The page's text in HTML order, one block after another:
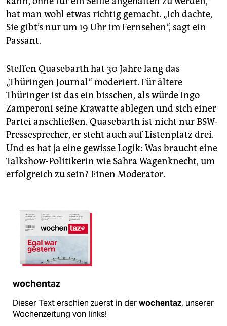
hat man wohl etwas richtig gemacht. „Ich dachte,
Sie gibt’s nur um 19 Uhr im Fernsehen“, sagt ein
Passant.
Steffen Quasebarth hat 30 Jahre lang das
„Thüringen Journal“ moderiert. Für ältere
Thüringer ist das ein bisschen, als würde Ingo
Zamperoni seine Krawatte ablegen und sich einer
Partei anschließen. Quasebarth ist nicht nur BSW-
Pressesprecher, er steht auch auf Listenplatz drei.
Und es hat ja eine gewisse Logik: Was braucht eine
Talkshow-Politikerin wie Sahra Wagenknecht, um
erfolgreich zu sein? Einen Moderator.
wochentaz
Dieser Text erschien zuerst in derwochentaz, unserer
Wochenzeitung von links!